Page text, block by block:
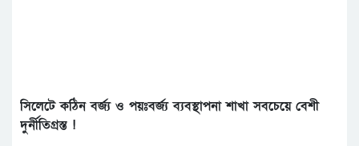
সিলেটে কঠিন বর্জ্য ও পয়ঃবর্জ্য ব্যবস্থাপনা শাখা সবচেয়ে বেশী
দুর্নীতিগ্রস্ত !